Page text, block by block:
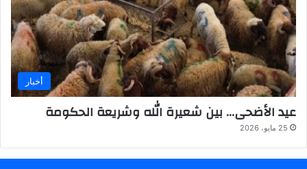
أخبار
عيد الأضحى… بين شعيرة الله وشريعة الحكومة
25 مايو، 2026